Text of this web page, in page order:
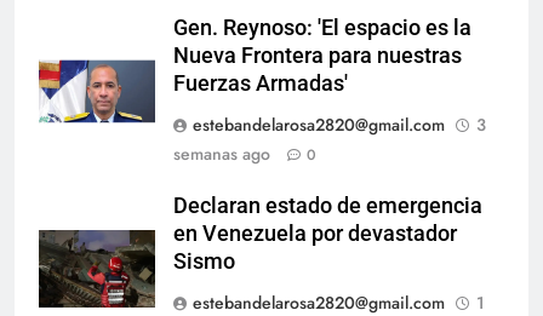
Gen. Reynoso: 'El espacio es la
Nueva Frontera para nuestras
Fuerzas Armadas'
estebandelarosa2820@gmail.com
3
semanas ago
0
Declaran estado de emergencia
en Venezuela por devastador
Sismo
estebandelarosa2820@gmail.com
1